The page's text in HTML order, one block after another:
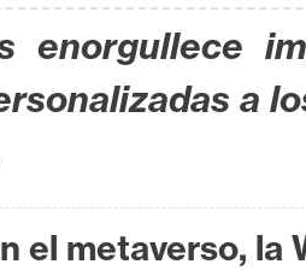
enorgullece
a
el metaverso, la